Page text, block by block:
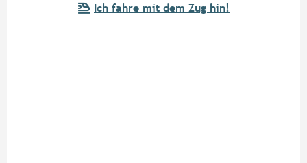
Ich fahre mit dem Zug hin!